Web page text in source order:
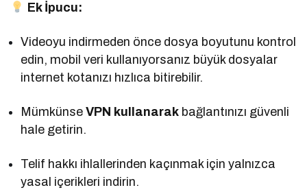
Ek İpucu:
Videoyu indirmeden önce dosya boyutunu kontrol
edin, mobil veri kullanıyorsanız büyük dosyalar
internet kotanızı hızlıca bitirebilir.
MümkünseVPN kullanarak bağlantınızı güvenli
hale getirin.
Telif hakkı ihlallerinden kaçınmak için yalnızca
yasal içerikleri indirin.